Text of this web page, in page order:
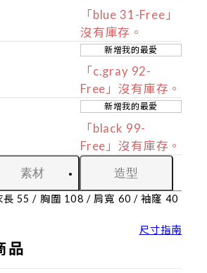
「blue 31-Free」
沒有庫存。
新增我的最愛
「c.gray 92-
Free」沒有庫存。
新增我的最愛
「black 99-
Free」沒有庫存。
素材 造型
長 55 / 胸圍 108 / 肩寬 60 / 袖窿 40
尺寸指南
品